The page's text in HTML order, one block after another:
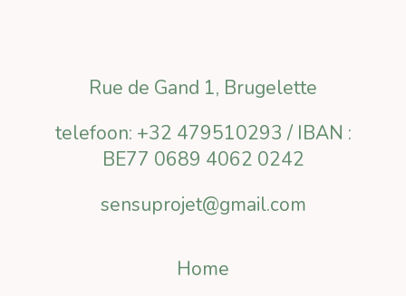
Rue de Gand 1, Brugelette
telefoon: +32 479510293 / IBAN :
BE77 0689 4062 0242
sensuprojet@gmail.com
Home